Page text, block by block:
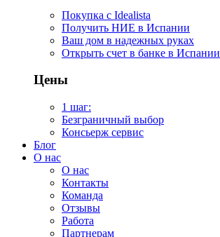
Покупка с Idealista
Получить НИЕ в Испании
Ваш дом в надежных руках
Открыть счет в банке в Испании
Цены
1 шаг:
Безграничный выбор
Консьерж сервис
Блог
О нас
О нас
Контакты
Команда
Отзывы
Работа
Партнерам